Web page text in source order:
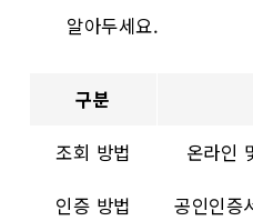
알아두세요.
구분
조회 방법
온라인
인증 방법
공인인증